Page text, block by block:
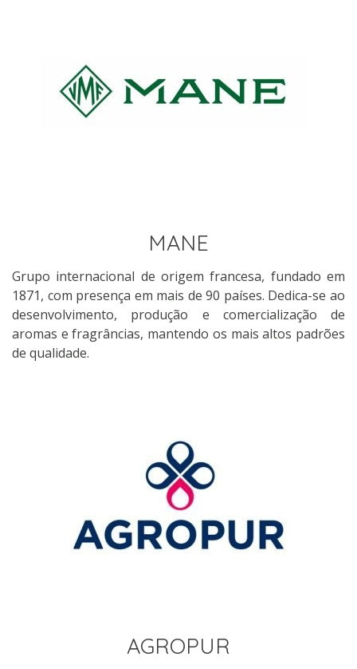
MANE
Grupo internacional de origem francesa, fundado em
1871, com presença em mais de 90 países. Dedica-se ao
desenvolvimento, produção e comercialização de
aromas e fragrâncias, mantendo os mais altos padrões
de qualidade.
AGROPUR